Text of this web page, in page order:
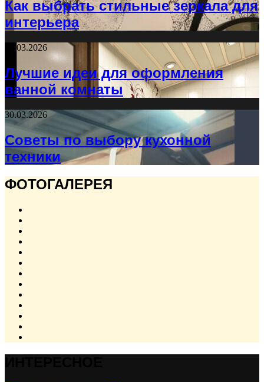
Как выбрать стильные зеркала для
интерьера
30.03.2026
Лучшие идеи для оформления
ванной комнаты
30.03.2026
Советы по выбору кухонной
техники
ФОТОГАЛЕРЕЯ